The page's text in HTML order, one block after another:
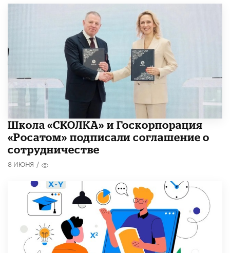
Школа «СКОЛКА» и Госкорпорация
«Росатом» подписали соглашение о
сотрудничестве
8 ИЮНЯ /